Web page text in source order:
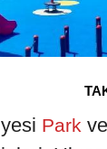
Park